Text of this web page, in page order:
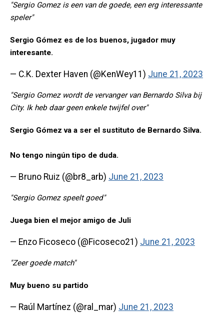
"Sergio Gomez is een van de goede, een erg interessante
speler"
Sergio Gómez es de los buenos, jugador muy
interesante.
— C.K. Dexter Haven (@KenWey11) June 21, 2023
"Sergio Gomez wordt de vervanger van Bernardo Silva bij
City. Ik heb daar geen enkele twijfel over"
Sergio Gómez va a ser el sustituto de Bernardo Silva.
No tengo ningún tipo de duda.
— Bruno Ruiz (@br8_arb) June 21, 2023
"Sergio Gomez speelt goed"
Juega bien el mejor amigo de Juli
— Enzo Ficoseco (@Ficoseco21) June 21, 2023
"Zeer goede match"
Muy bueno su partido
— Raúl Martínez (@ral_mar) June 21, 2023